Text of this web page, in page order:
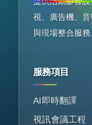
視、廣告機、
與現場整合服務
服務項目
AI即時翻譯
視訊會議工程